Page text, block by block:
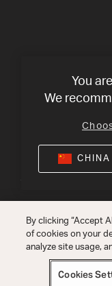
沪ICP备17018229
Harman
You
We
CHINA
By clicking “Accept
of cookies on your
analyze site usage,
Cookies